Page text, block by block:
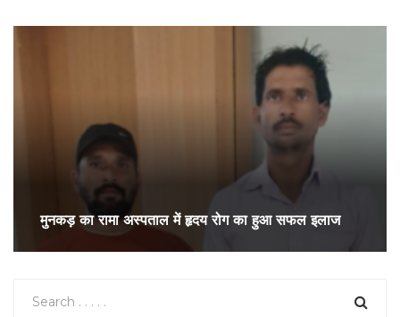
मुनकड़ का रामा अस्पताल में हृदय रोग का हुआ सफल इलाज